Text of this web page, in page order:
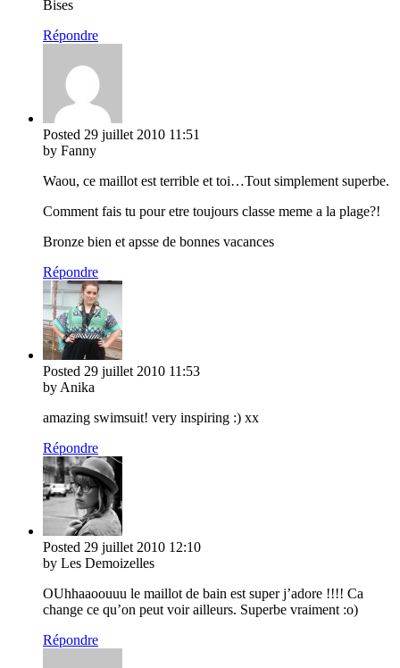
Bises
Répondre
Posted 29 juillet 2010 11:51
by Fanny
Waou, ce maillot est terrible et toi…Tout simplement superbe.
Comment fais tu pour etre toujours classe meme a la plage?!
Bronze bien et apsse de bonnes vacances
Répondre
Posted 29 juillet 2010 11:53
by Anika
amazing swimsuit! very inspiring :) xx
Répondre
Posted 29 juillet 2010 12:10
by Les Demoizelles
OUhhaaoouuu le maillot de bain est super j’adore !!!! Ca
change ce qu’on peut voir ailleurs. Superbe vraiment :o)
Répondre